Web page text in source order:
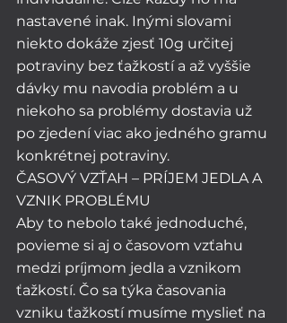
nastavené inak. Inými slovami
niekto dokáže zjesť 10g určitej
potraviny bez ťažkostí a až vyššie
dávky mu navodia problém a u
niekoho sa problémy dostavia už
po zjedení viac ako jedného gramu
konkrétnej potraviny.
ČASOVÝ VZŤAH – PRÍJEM JEDLA A
VZNIK PROBLÉMU
Aby to nebolo také jednoduché,
povieme si aj o časovom vzťahu
medzi príjmom jedla a vznikom
ťažkostí. Čo sa týka časovania
vzniku ťažkostí musíme myslieť na